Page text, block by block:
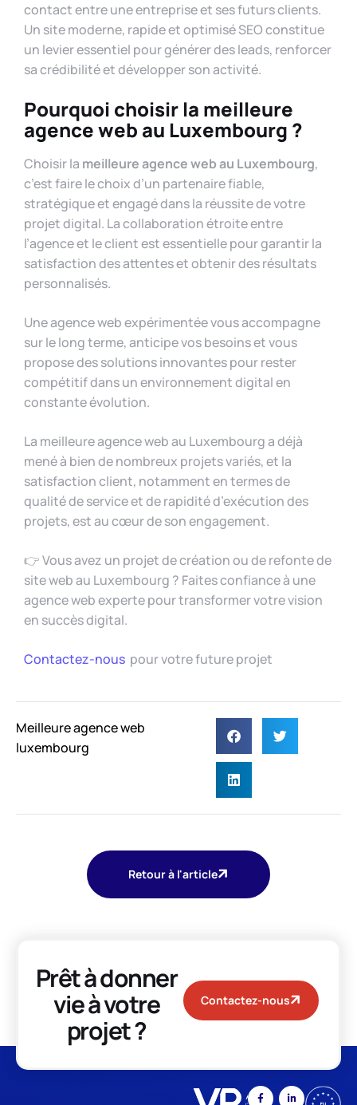
contact entre une entreprise et ses futurs clients.
Un site moderne, rapide et optimisé SEO constitue
un levier essentiel pour générer des leads, renforcer
sa crédibilité et développer son activité.
Pourquoi choisir la meilleure
agence web au Luxembourg ?
Choisir la meilleure agence web au Luxembourg,
c’est faire le choix d’un partenaire fiable,
stratégique et engagé dans la réussite de votre
projet digital. La collaboration étroite entre
l’agence et le client est essentielle pour garantir la
satisfaction des attentes et obtenir des résultats
personnalisés.
Une agence web expérimentée vous accompagne
sur le long terme, anticipe vos besoins et vous
propose des solutions innovantes pour rester
compétitif dans un environnement digital en
constante évolution.
La meilleure agence web au Luxembourg a déjà
mené à bien de nombreux projets variés, et la
satisfaction client, notamment en termes de
qualité de service et de rapidité d’exécution des
projets, est au cœur de son engagement.
👉 Vous avez un projet de création ou de refonte de
site web au Luxembourg ? Faites confiance à une
agence web experte pour transformer votre vision
en succès digital.
Contactez-nous pour votre future projet
Meilleure agence web
luxembourg
Retour à l'article
Prêt à donner
vie à votre
projet ?
Contactez-nous